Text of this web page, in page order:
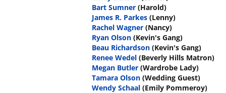
Bart Sumner (Harold)
James R. Parkes (Lenny)
Rachel Wagner (Nancy)
Ryan Olson (Kevin's Gang)
Beau Richardson (Kevin's Gang)
Renee Wedel (Beverly Hills Matron)
Megan Butler (Wardrobe Lady)
Tamara Olson (Wedding Guest)
Wendy Schaal (Emily Pommeroy)